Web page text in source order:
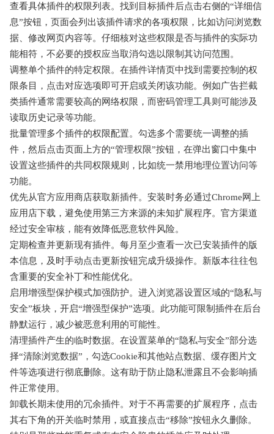
查看具体插件的权限列表。找到目标插件后点击右侧的“详细信
息”按钮，页面会列出该插件请求的各项权限，比如访问浏览数
据、修改网页内容等。仔细核对这些权限是否与插件的实际功
能相符，不必要的授权应当取消勾选以限制其访问范围。
调整单个插件的特定权限。在插件详情页中找到需要控制的权
限条目，点击对应选项即可开启或关闭该功能。例如广告拦截
类插件通常需要较高的网络权限，而密码管理工具则可能涉及
读取历史记录等功能。
批量管理多个插件的权限配置。勾选多个需要统一调整的插
件，然后点击页面上方的“管理权限”按钮，在弹出窗口中集中
设置这些插件的共同权限规则，比如统一禁用地理位置访问等
功能。
优先从官方应用商店获取新插件。安装时务必通过Chrome网上
应用店下载，避免使用第三方来源的未知扩展程序。官方渠道
经过安全审核，能有效降低恶意软件风险。
定期检查并更新现有插件。每月至少查看一次已安装插件的版
本信息，及时手动点击更新按钮完成升级操作。新版本往往包
含重要的安全补丁和性能优化。
启用增强型保护模式加强防护。进入浏览器设置区域的“隐私与
安全”板块，开启“增强型保护”选项。此功能可限制插件在后台
静默运行，减少被恶意利用的可能性。
清理插件产生的临时数据。在设置菜单的“隐私与安全”部分选
择“清除浏览数据”，勾选Cookie和其他站点数据、缓存图片文
件等选项进行彻底删除。这有助于防止隐私泄露且不会影响插
件正常使用。
卸载长期未使用的冗余插件。对于不再需要的扩展程序，点击
其右下角的开关临时禁用，或直接点击“移除”按钮永久删除。